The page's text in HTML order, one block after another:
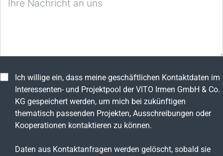
Ich willige ein, dass meine geschäftlichen Kontaktdaten im
Interessenten- und Projektpool der VITO Irmen GmbH & Co.
KG gespeichert werden, um mich bei zukünftigen
thematisch passenden Projekten, Ausschreibungen oder
Kooperationen kontaktieren zu können.
Daten aus Kontaktanfragen werden gelöscht, sobald sie